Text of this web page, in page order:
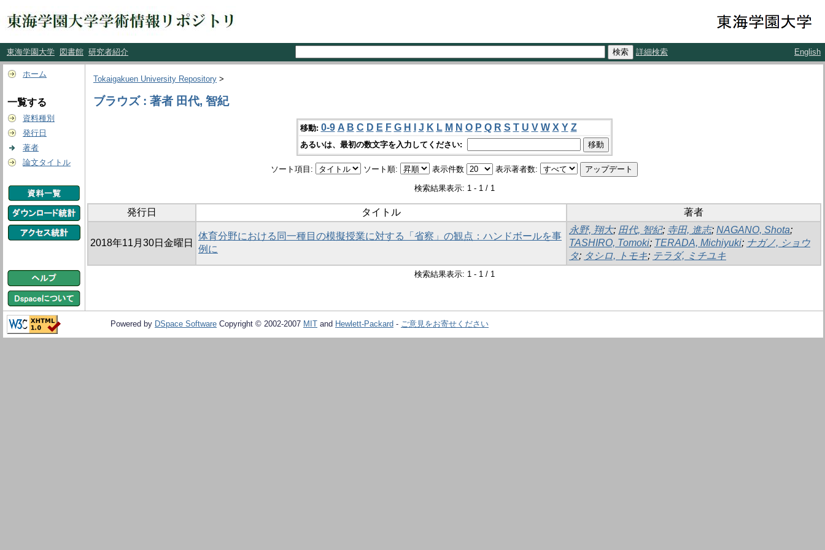
東海学園大学 図書館 研究者紹介 詳細検索 English
ホーム
一覧する
資料種別
発行日
著者
論文タイトル
Tokaigakuen University Repository >
ブラウズ : 著者 田代, 智紀
移動: 0-9 A B C D E F G H J K L M N O P Q R S T U V W X Y Z
あるいは、最初の数文字を入力してください:
ソート項目: ソート順: 表示件数 表示著者数:
検索結果表示: 1 - 1 / 1
発行日 タイトル 著者
2018年11月30日金曜日
体育分野における同一種目の模擬授業に対する「省察」の観点：ハンドボールを事
例に
永野, 翔大; 田代, 智紀; 寺田, 進志; NAGANO, Shota;
TASHIRO, Tomoki; TERADA, Michiyuki; ナガノ, ショウ
タ; タシロ, トモキ; テラダ, ミチユキ
検索結果表示: 1 - 1 / 1
Powered by DSpace Software Copyright © 2002-2007 MIT and Hewlett-Packard - ご意見をお寄せください